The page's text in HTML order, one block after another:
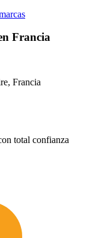
Francia
Francia
total confianza